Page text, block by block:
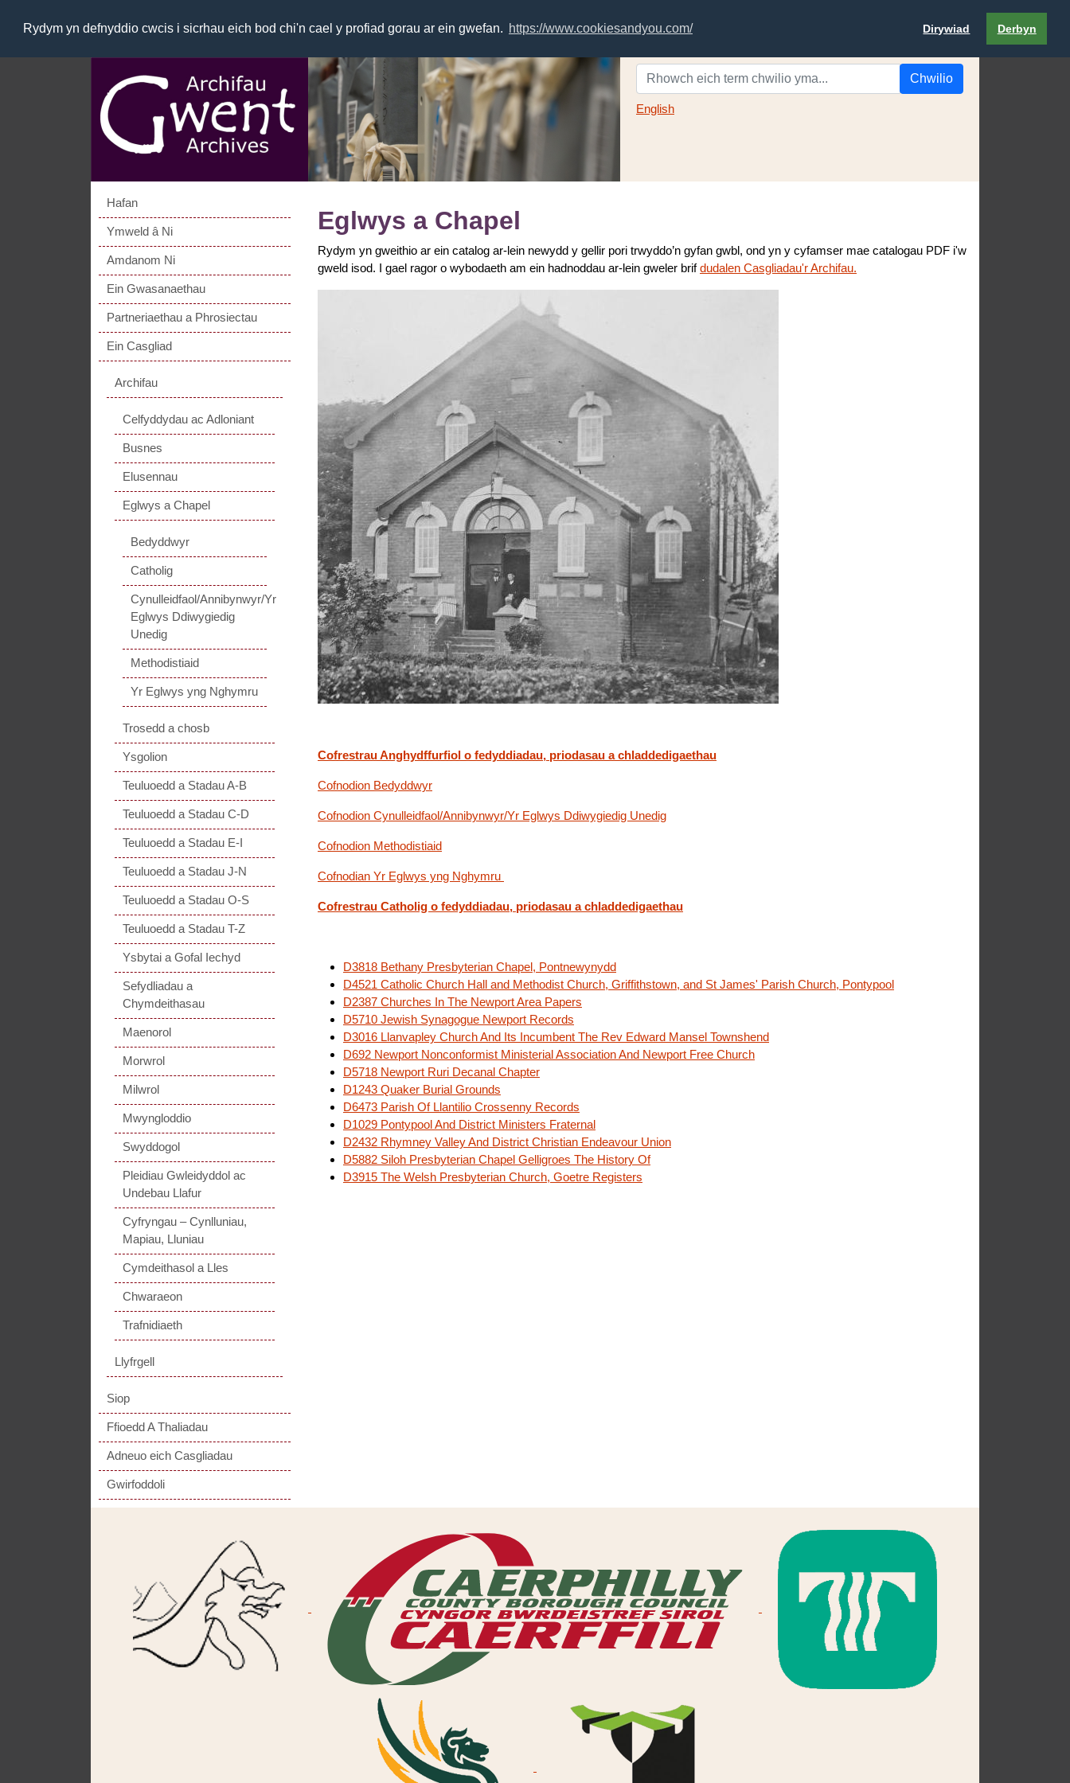
Rydym yn defnyddio cwcis i sicrhau eich bod chi'n cael y profiad gorau ar ein gwefan. https://www.cookiesandyou.com/ Dirywiad Derbyn
Chwilio
English
Hafan
Ymweld â Ni
Amdanom Ni
Ein Gwasanaethau
Partneriaethau a Phrosiectau
Ein Casgliad
Archifau
Celfyddydau ac Adloniant
Busnes
Elusennau
Eglwys a Chapel
Bedyddwyr
Catholig
Cynulleidfaol/Annibynwyr/Yr
Eglwys Ddiwygiedig
Unedig
Methodistiaid
Yr Eglwys yng Nghymru
Trosedd a chosb
Ysgolion
Teuluoedd a Stadau A-B
Teuluoedd a Stadau C-D
Teuluoedd a Stadau E-I
Teuluoedd a Stadau J-N
Teuluoedd a Stadau O-S
Teuluoedd a Stadau T-Z
Ysbytai a Gofal Iechyd
Sefydliadau a
Chymdeithasau
Maenorol
Morwrol
Milwrol
Mwyngloddio
Swyddogol
Pleidiau Gwleidyddol ac
Undebau Llafur
Cyfryngau – Cynlluniau,
Mapiau, Lluniau
Cymdeithasol a Lles
Chwaraeon
Trafnidiaeth
Llyfrgell
Siop
Ffioedd A Thaliadau
Adneuo eich Casgliadau
Gwirfoddoli
Eglwys a Chapel
Rydym yn gweithio ar ein catalog ar-lein newydd y gellir pori trwyddo’n gyfan gwbl, ond yn y cyfamser mae catalogau PDF i'w
gweld isod. I gael ragor o wybodaeth am ein hadnoddau ar-lein gweler brifdudalen Casgliadau'r Archifau.
Cofrestrau Anghydffurfiol o fedyddiadau, priodasau a chladdedigaethau
Cofnodion Bedyddwyr
Cofnodion Cynulleidfaol/Annibynwyr/Yr Eglwys Ddiwygiedig Unedig
Cofnodion Methodistiaid
Cofnodian Yr Eglwys yng Nghymru
Cofrestrau Catholig o fedyddiadau, priodasau a chladdedigaethau
D3818 Bethany Presbyterian Chapel, Pontnewynydd
D4521 Catholic Church Hall and Methodist Church, Griffithstown, and St James' Parish Church, Pontypool
D2387 Churches In The Newport Area Papers
D5710 Jewish Synagogue Newport Records
D3016 Llanvapley Church And Its Incumbent The Rev Edward Mansel Townshend
D692 Newport Nonconformist Ministerial Association And Newport Free Church
D5718 Newport Ruri Decanal Chapter
D1243 Quaker Burial Grounds
D6473 Parish Of Llantilio Crossenny Records
D1029 Pontypool And District Ministers Fraternal
D2432 Rhymney Valley And District Christian Endeavour Union
D5882 Siloh Presbyterian Chapel Gelligroes The History Of
D3915 The Welsh Presbyterian Church, Goetre Registers